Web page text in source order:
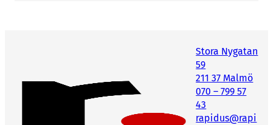
Stora Nygatan
59
211 37 Malmö
070 – 799 57
43
rapidus@rapi